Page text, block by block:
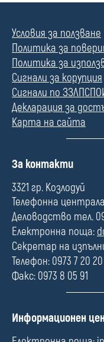
Условия за ползване
Политика за
Политика за
Сигнали за корупция
Сигнали по
Декларация за
Карта на сайта
П
л
е
За контакти
3321 гр. Козлодуй
Телефонна
Деловодство тел.
Електронна поща:
Секретар на
Телефон: 0973 7 20 20
Факс: 0973 8 05 91
П
Информационен